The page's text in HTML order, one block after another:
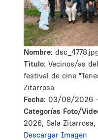
Nombre:
Tìtulo: Vecinos/as
festival de cine
Zitarrosa
Fecha: 03/08/2026 -
Categorías Foto/
2026, Sala Zitarrosa,
Descargar Imagen